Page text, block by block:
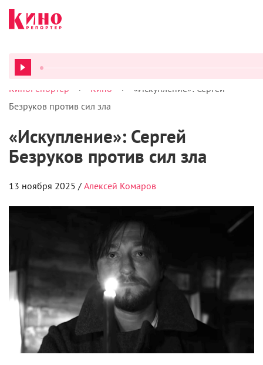
ВСЕ
КиноРепортер > Кино >
«Искупление»: Сергей
Безруков против сил зла
«Искупление»: Сергей
Безруков против сил зла
13 ноября 2025 / Алексей Комаров